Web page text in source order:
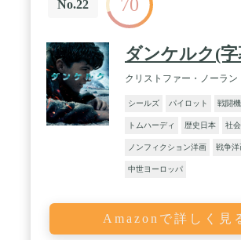
No.22 70
ダンケルク(
クリストファー・ノーラン
シールズ パイロット 戦闘機
トムハーディ 歴史日本 社会
ノンフィクション洋画 戦争洋
中世ヨーロッパ
Amazonで詳しく見